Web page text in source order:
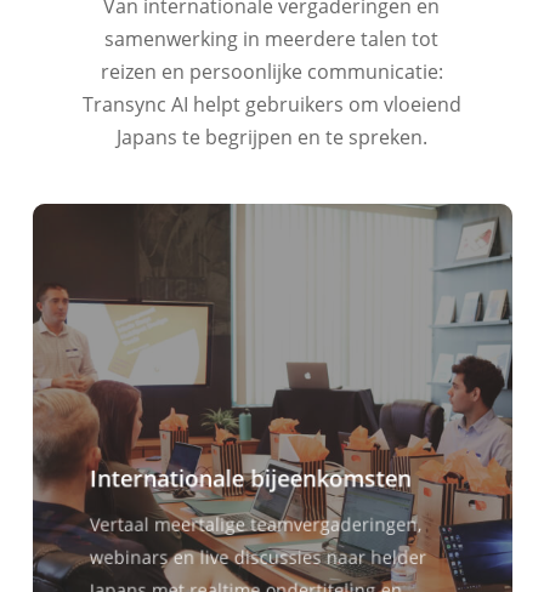
Van internationale vergaderingen en
samenwerking in meerdere talen tot
reizen en persoonlijke communicatie:
Transync AI helpt gebruikers om vloeiend
Japans te begrijpen en te spreken.
Internationale bijeenkomsten
Vertaal meertalige teamvergaderingen,
webinars en live discussies naar helder